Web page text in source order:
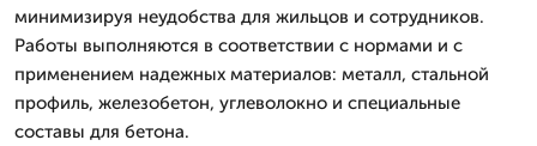
минимизируя неудобства для жильцов и сотрудников.
Работы выполняются в соответствии с нормами и с
применением надежных материалов: металл, стальной
профиль, железобетон, углеволокно и специальные
составы для бетона.